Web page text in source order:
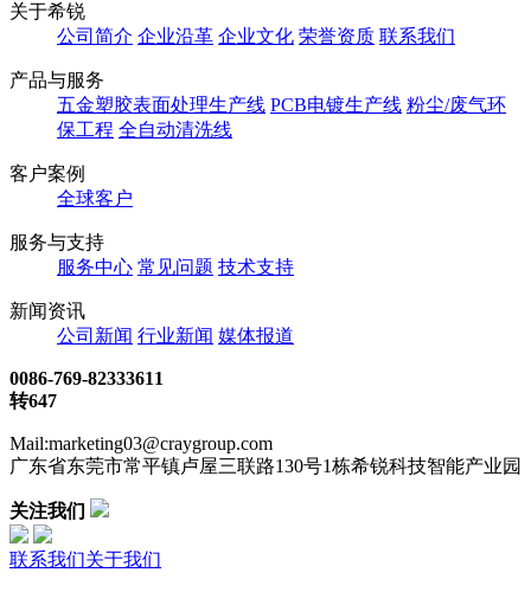
关于希锐
公司简介 企业沿革 企业文化 荣誉资质 联系我们
产品与服务
五金塑胶表面处理生产线 PCB电镀生产线 粉尘/废气环
保工程 全自动清洗线
客户案例
全球客户
服务与支持
服务中心 常见问题 技术支持
新闻资讯
公司新闻 行业新闻 媒体报道
0086-769-82333611
转647
Mail:marketing03@craygroup.com
广东省东莞市常平镇卢屋三联路130号1栋希锐科技智能产业园
关注我们
联系我们关于我们